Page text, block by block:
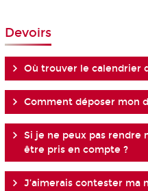
Devoirs
Où trouver le calendrier
Comment déposer mon
Si je ne peux pas rendre
être pris en compte ?
J’aimerais contester ma